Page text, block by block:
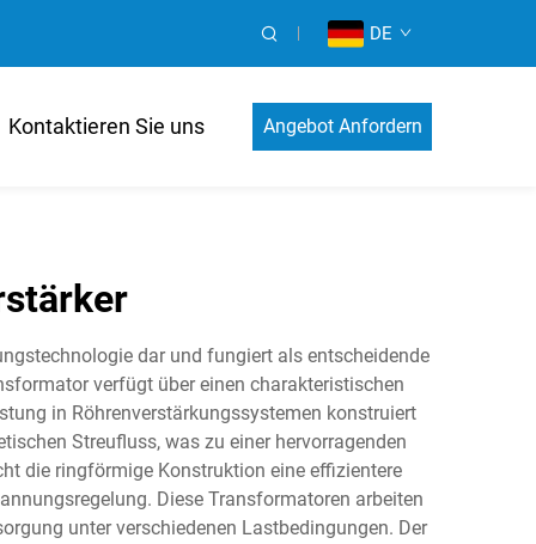
DE
Kontaktieren Sie uns Angebot Anfordern
dar und fungiert als entscheidende
verfügt über einen charakteristischen
in Röhrenverstärkungssystemen konstruiert
Streufluss, was zu einer hervorragenden
die ringförmige Konstruktion eine effizientere
Diese Transformatoren arbeiten
unter verschiedenen Lastbedingungen. Der